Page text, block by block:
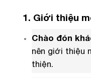
1. Giới thiệu
Chào đón
nên giới thiệu
thiện.